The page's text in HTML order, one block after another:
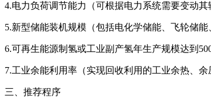
4.电力负荷调节能力（可根据电力系统需要变动
5.新型储能装机规模（包括电化学储能、飞轮储
6.可再生能源制氢或工业副产氢年生产规模达到
7.工业余能利用率（实现回收利用的工业余热、
三、推荐程序